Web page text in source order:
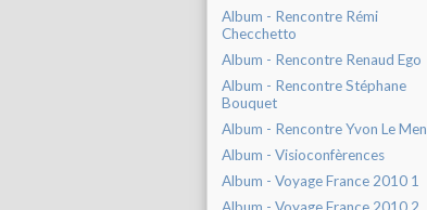
Album - Rencontre Rémi
Checchetto
Album - Rencontre Renaud Ego
Album - Rencontre Stéphane
Bouquet
Album - Rencontre Yvon Le Men
Album - Visioconfèrences
Album - Voyage France 2010 1